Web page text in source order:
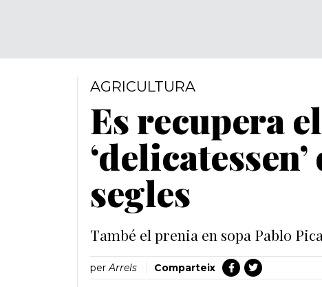
AGRICULTURA
Es recupera
segles
També el prenia en sopa Pablo
perArrels Comparteix